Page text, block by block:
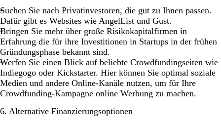
Suchen Sie nach Privatinvestoren, die gut zu Ihnen passen.
Dafür gibt es Websites wie AngelList und Gust.
Bringen Sie mehr über große Risikokapitalfirmen in
Erfahrung die für ihre Investitionen in Startups in der frühen
Gründungsphase bekannt sind.
Werfen Sie einen Blick auf beliebte Crowdfundingseiten wie
Indiegogo oder Kickstarter. Hier können Sie optimal soziale
Medien und andere Online-Kanäle nutzen, um für Ihre
Crowdfunding-Kampagne online Werbung zu machen.
6. Alternative Finanzierungsoptionen